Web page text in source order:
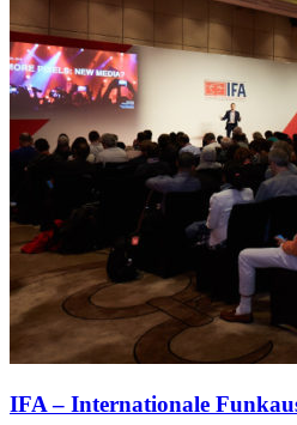
IFA – Internationale